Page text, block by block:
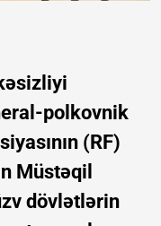
polkovnik
(RF)
Müstəqil
dövlətlərin